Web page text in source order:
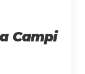
Campi